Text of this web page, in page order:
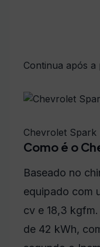
Continua após a
Chevrolet Spark
Como é o
Baseado no
equipado com
cv e 18,3
de 42 kWh,